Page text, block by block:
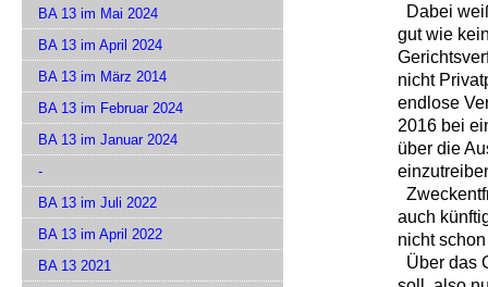
Dabei
gut wie
nicht
endlose
2016 bei
über die
auch
nicht
Über das
BA 13 im Mai 2024
BA 13 im April 2024
BA 13 im März 2014
BA 13 im Februar 2024
BA 13 im Januar 2024
-
BA 13 im Juli 2022
BA 13 im April 2022
BA 13 2021